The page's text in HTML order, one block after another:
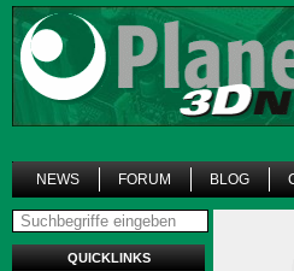
NEWS FORUM BLOG
QUICKLINKS